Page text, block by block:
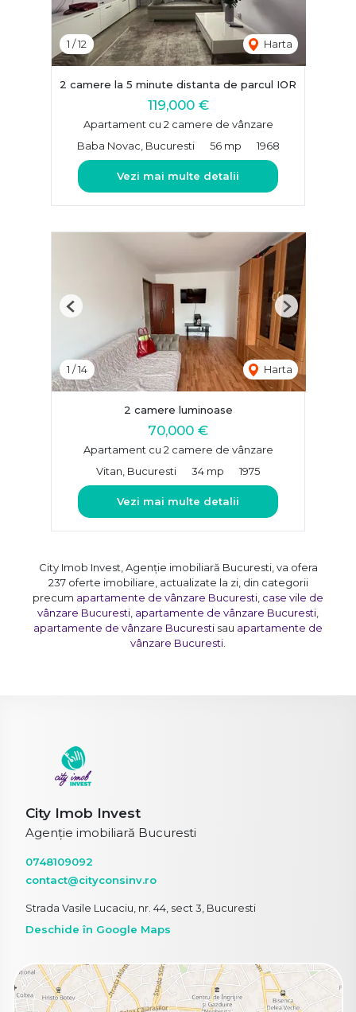
1 /12 Harta
2 camere la 5 minute distanta de parcul IOR
119,000 €
Apartament cu 2 camere de vânzare
Baba Novac, Bucuresti
56 mp 1968
Vezi mai multe detalii
1 /14 Harta
Previous Next
2 camere luminoase
70,000 €
Apartament cu 2 camere de vânzare
Vitan, Bucuresti
34 mp 1975
Vezi mai multe detalii
City Imob Invest, Agenție imobiliară Bucuresti, va ofera
237 oferte imobiliare, actualizate la zi, din categorii
precum apartamente de vânzare Bucuresti case vile de
vânzare Bucuresti apartamente de vânzare Bucuresti
apartamente de vânzare Bucuresti sau apartamente de
vânzare Bucuresti
City Imob Invest
Agenție imobiliară Bucuresti
0748109092
contact@cityconsinv.ro
Strada Vasile Lucaciu, nr. 44, sect 3, Bucuresti
Deschide în Google Maps